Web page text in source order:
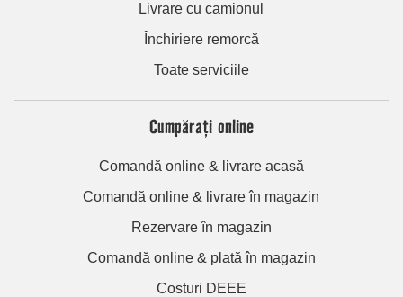
Livrare cu camionul
Închiriere remorcă
Toate serviciile
Cumpărați online
Comandă online & livrare acasă
Comandă online & livrare în magazin
Rezervare în magazin
Comandă online & plată în magazin
Costuri DEEE